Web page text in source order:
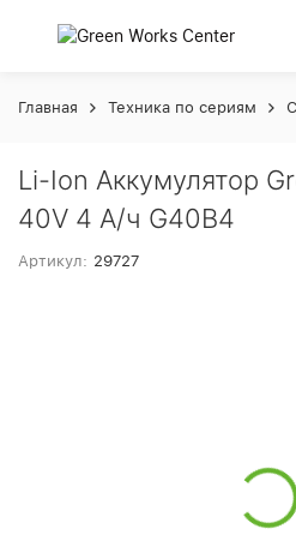
Главная Техника по сериям
Li-Ion Аккумулятор
40V 4 А/ч G40B4
Артикул: 29727